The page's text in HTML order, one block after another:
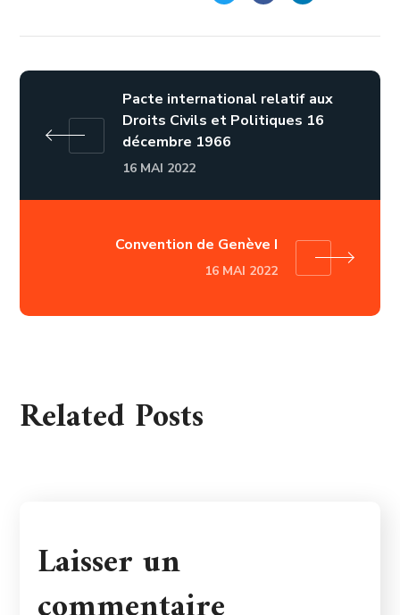
Pacte international relatif aux
Droits Civils et Politiques 16
décembre 1966
16 MAI 2022
Convention de Genève I
16 MAI 2022
Related Posts
Laisser un